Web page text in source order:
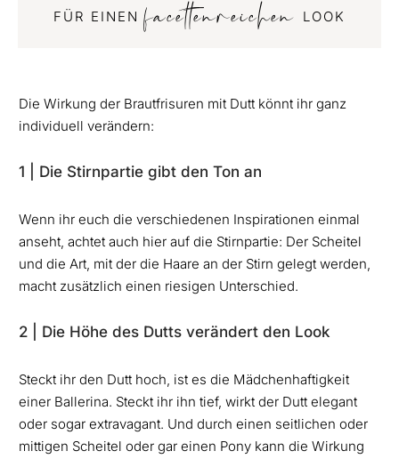
FÜR EINENfacettenreichen LOOK
Die Wirkung der Brautfrisuren mit Dutt könnt ihr ganz
individuell verändern:
1 | Die Stirnpartie gibt den Ton an
Wenn ihr euch die verschiedenen Inspirationen einmal
anseht, achtet auch hier auf die Stirnpartie: Der Scheitel
und die Art, mit der die Haare an der Stirn gelegt werden,
macht zusätzlich einen riesigen Unterschied.
2 | Die Höhe des Dutts verändert den Look
Steckt ihr den Dutt hoch, ist es die Mädchenhaftigkeit
einer Ballerina. Steckt ihr ihn tief, wirkt der Dutt elegant
oder sogar extravagant. Und durch einen seitlichen oder
mittigen Scheitel oder gar einen Pony kann die Wirkung